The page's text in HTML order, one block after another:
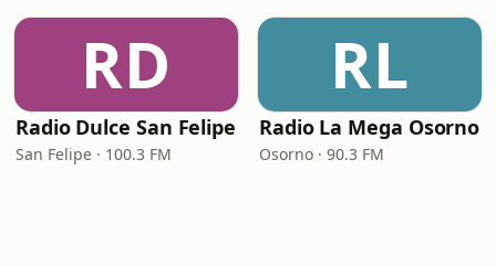
RD
Radio Dulce San Felipe
San Felipe · 100.3 FM
RL
Radio La Mega Osorno
Osorno · 90.3 FM